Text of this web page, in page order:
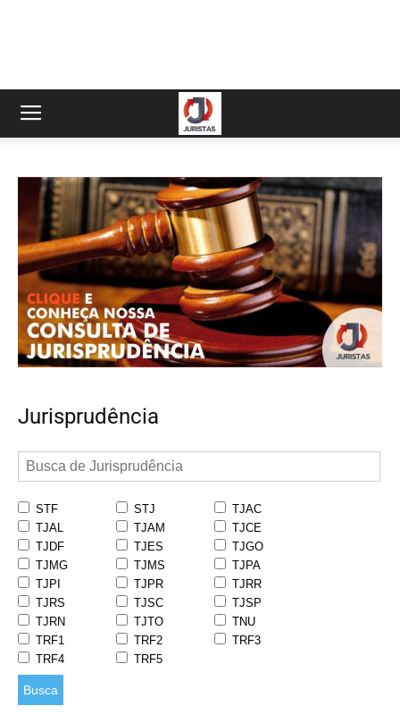
Jurisprudência
STF STJ
TJAC
TJAL
TJAM
TJCE
TJDF
TJES
TJGO
TJMG
TJMS
TJPA
TJPI
TJPR
TJRR
TJRS
TJSC
TJSP
TJRN
TJTO
TNU
TRF1
TRF2
TRF3
TRF4
TRF5
Busca